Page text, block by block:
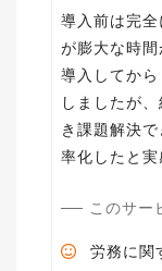
導入前は完
が膨大な時間
導入してか
しましたが
き課題解決
率化したと実
このサー
労務に関